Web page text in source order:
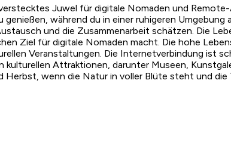
Juwel für digitale Nomaden und
während du in einer ruhigeren
und die Zusammenarbeit schätzen. Die
Ziel für digitale Nomaden macht. Die hohe
Veranstaltungen. Die Internetverbindung ist
Attraktionen, darunter Museen,
Herbst, wenn die Natur in voller Blüte steht und